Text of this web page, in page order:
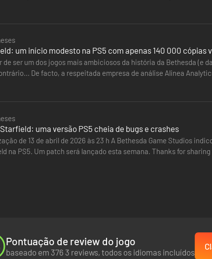
Descobre cidades movimentadas, explora bases
parte em missões através dos Sistemas Colonizados. Há
de 1,4 GB, que já…
um início modesto na PS5 com apenas 140 000 cópias
de ser um dos jogos mais ambiciosos da história da Bethesda (e
De facto, a respeitada empresa de análise Alinea
semana.…
Starfield: uma versão PS5 cheia de bugs e crashes
de 13 de abril de 2026 às 23 h A Bethesda Game Studios
na PS5. Um patch será lançado esta semana. Thanks for
them! We’re aware…
Pontuação de review do jogo
baseado em 376 3 reviews, todos os idiomas incluídos